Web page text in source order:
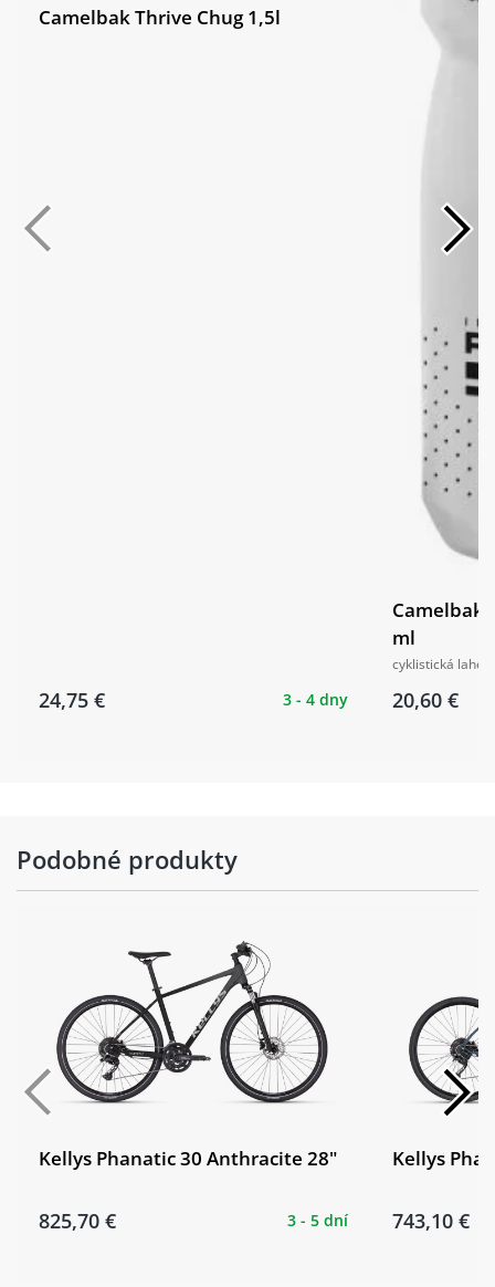
Camelbak Thrive Chug 1,5l
24,75 € 3 - 4 dny
Camelbak
ml
cyklistická lahev
20,60 €
Podobné produkty
Kellys Phanatic 30 Anthracite 28"
825,70 € 3 - 5 dní
Kellys
743,10 €